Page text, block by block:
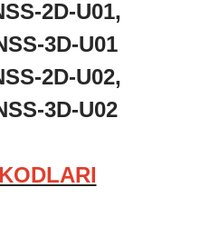
2D-U01,
3D-U01
2D-U02,
3D-U02